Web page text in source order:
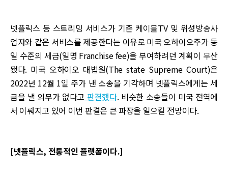
넷플릭스 등 스트리밍 서비스가 기존 케이블TV 및 위성방송사
업자와 같은 서비스를 제공한다는 이유로 미국 오하이오주가 동
일 수준의 세금(일명 Franchise fee)을 부여하려던 계획이 무산
됐다. 미국 오하이오 대법원(The state Supreme Court)은
2022년 12월 1일 주가 낸 소송을 기각하며 넷플릭스에게는 세
금을 낼 의무가 없다고 판결했다. 비슷한 소송들이 미국 전역에
서 이뤄지고 있어 이번 판결은 큰 파장을 일으킬 전망이다.
[넷플릭스, 전통적인 플랫폼이다.]